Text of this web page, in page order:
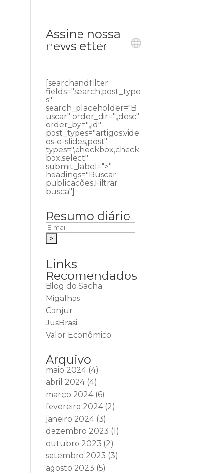
Ouvidoria Contato
Assine nossa
newsletter
[searchandfilter
fields="search,post_type
s"
search_placeholder="B
uscar" order_dir=",,desc"
order_by=",,id"
post_types="artigos,vide
os-e-slides,post"
types=",checkbox,check
box,select"
submit_label=">"
headings="Buscar
publicações,Filtrar
busca"]
Resumo diário
Links
Recomendados
Blog do Sacha
Migalhas
Conjur
JusBrasil
Valor Econômico
Arquivo
maio 2024(4)
abril 2024(4)
março 2024(6)
fevereiro 2024(2)
janeiro 2024(3)
dezembro 2023 (1)
outubro 2023 (2)
setembro 2023 (3)
agosto 2023 (5)